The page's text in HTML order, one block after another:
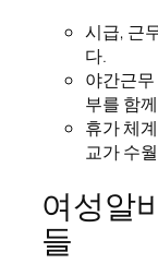
시급, 근
다.
야간근무
부를 함
휴가 체
교가 수
여성알
들